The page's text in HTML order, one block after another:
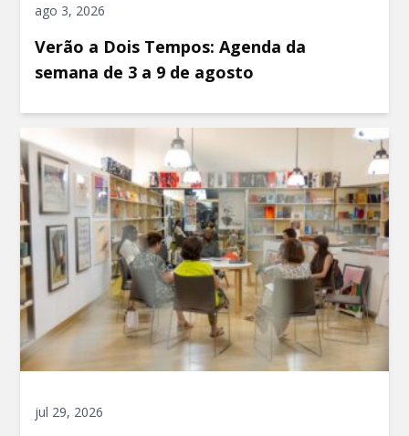
ago 3, 2026
Verão a Dois Tempos: Agenda da
semana de 3 a 9 de agosto
jul 29, 2026